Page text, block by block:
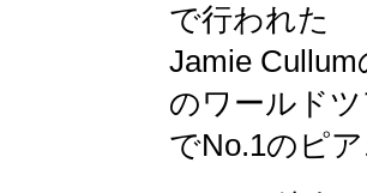
で行われた
Jamie
のワールド
でNo.1のピ